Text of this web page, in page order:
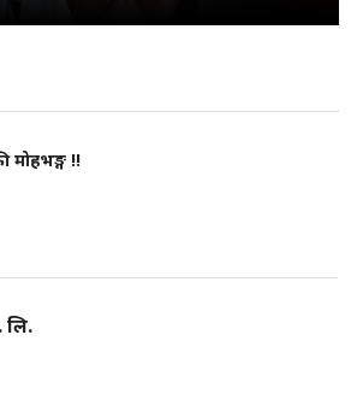
मोहभङ्ग !!
लि.